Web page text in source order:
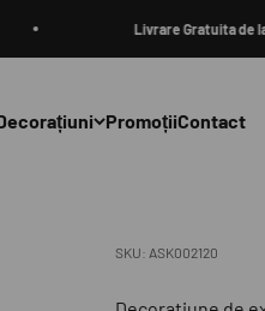
Livrare Gratuita de la
PromoțiiContact
SKU: ASK002120